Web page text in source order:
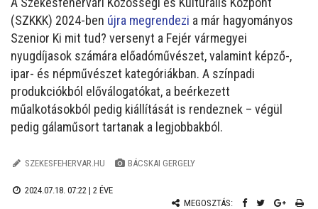
(SZKKK) 2024-ben újra megrendezi a már hagyományos
Szenior Ki mit tud? versenyt a Fejér vármegyei
nyugdíjasok számára előadóművészet, valamint képző-,
ipar- és népművészet kategóriákban. A színpadi
produkciókból előválogatókat, a beérkezett
műalkotásokból pedig kiállítását is rendeznek – végül
pedig gálaműsort tartanak a legjobbakból.
SZEKESFEHERVAR.HU BÁCSKAI GERGELY
2024.07.18. 07:22 | 2 ÉVE
MEGOSZTÁS: